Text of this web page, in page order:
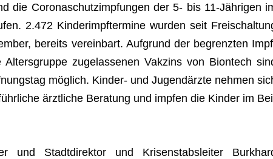
die Coro­naschutz­imp­fun­gen der 5- bis 11-Jäh­ri­gen
2.472 Kin­der­impf­ter­mine wur­den seit
bereits ver­ein­bart. Auf­grund der begrenz­ten
zuge­las­se­nen Vak­zins von Biontech
mög­lich. Kin­der- und Jugend­ärzte neh­men
ärzt­li­che Bera­tung und imp­fen die Kin­der im
und Stadt­di­rek­tor und Kri­sen­stabs­lei­ter